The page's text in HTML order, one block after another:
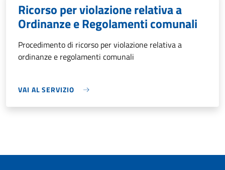
Ricorso per violazione relativa a
Ordinanze e Regolamenti comunali
Procedimento di ricorso per violazione relativa a
ordinanze e regolamenti comunali
VAI AL SERVIZIO